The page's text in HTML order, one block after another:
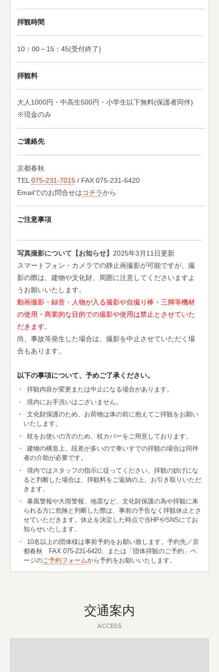
拝観時間
10：00～15：45(受付終了)
拝観料
大人1000円・中高生500円・小学生以下無料(保護者同伴)
※現金のみ
ご連絡先
京都春秋
TEL075-231-7015 / FAX 075-231-6420
Emailでのお問合せはコチラから
ご注意事項
写真撮影について【お知らせ】 2025年3月11日更新
スマートフォン・カメラでの静止画撮影が可能ですが、撮
影の際は、建物や文化財、周囲に注意してくださいますよ
うお願いいたします。
動画撮影・録音・人物が入る撮影や自撮り棒・三脚等機材
の使用・商業的な目的での撮影や使用は禁止とさせていた
だきます。
尚、事故等発生した場合は、撮影を中止させていただく場
合もあります。
以下の事項について、予めご了承ください。
拝観内容が変更または中止になる場合があります。
境内にお手洗いはございません。
文化財保護のため、お荷物は体の前に抱えてご拝観をお願い
いたします。
杖をお使いの方のため、杖カバーをご用意しております。
建物の構造上、段差が多いので車いすでの拝観の場合は同伴
者の介助が必要です。
境内ではスタッフの指示に従ってください。拝観の妨げにな
ると判断した場合は、拝観料をご返納の上、お引き取りいただ
きます。
暴風警報や大雨警報、地震など、文化財保護の為や拝観に来
られる方に危険と判断した際は、事前の予告なく拝観休止とさ
せていただきます。休止を決定した時点で当HPやSNSにてお
知らせいたします。
10名以上の団体様は事前予約をお願い致します。予約先／京
都春秋 FAX 075-231-6420、または「団体拝観のご予約」ペ
ージの ご予約フォームから予約をお願いいたします。
交通案内
ACCESS